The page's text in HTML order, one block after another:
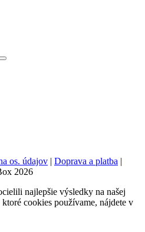
os. údajov | Doprava a platba |
2026
najlepšie výsledky na našej
cookies používame, nájdete v